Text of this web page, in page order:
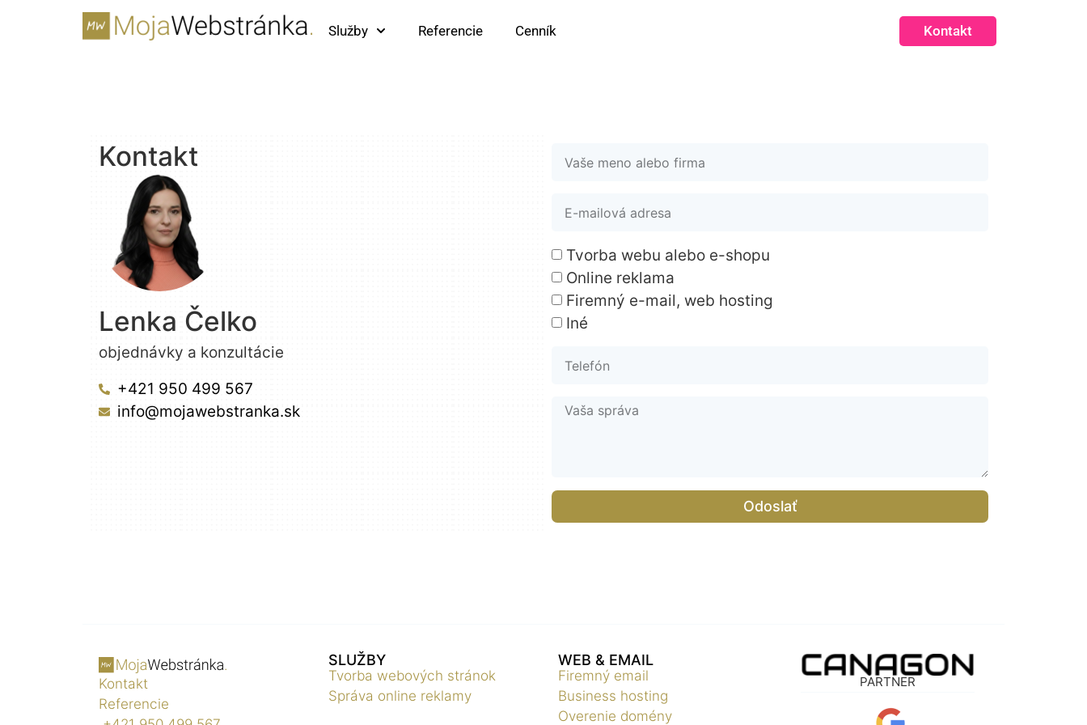
Služby Referencie Cenník Kontakt
Kontakt
Lenka Čelko
objednávky a konzultácie
+421 950 499 567
info@mojawebstranka.sk
Tvorba webu alebo e-shopu
Online reklama
Firemný e-mail, web hosting
Iné
Odoslať
Kontakt
Referencie
SLUŽBY
Tvorba webových stránok
Správa online reklamy
WEB & EMAIL
Firemný email
Business hosting
Overenie domény
PARTNER
voliteľné. Sú
potrebné pre
fungovanie
webovej